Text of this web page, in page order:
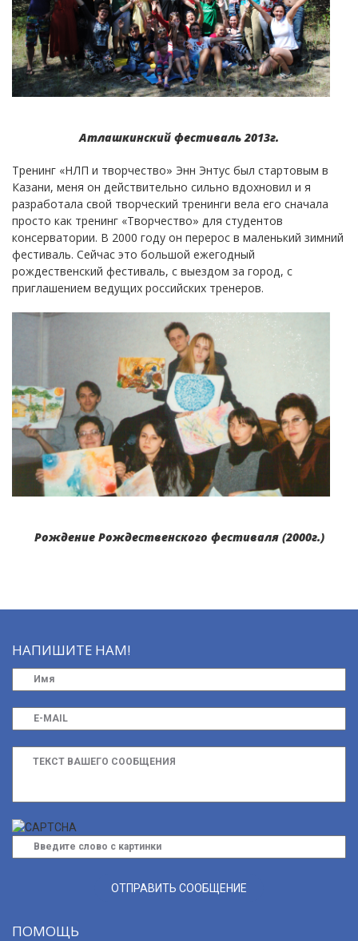
Атлашкинский фестиваль 2013г.
Тренинг «НЛП и творчество» Энн Энтус был стартовым в
Казани, меня он действительно сильно вдохновил и я
разработала свой творческий тренинги вела его сначала
просто как тренинг «Творчество» для студентов
консерватории. В 2000 году он перерос в маленький зимний
фестиваль. Сейчас это большой ежегодный
рождественский фестиваль, с выездом за город, с
приглашением ведущих российских тренеров.
Рождение Рождественского фестиваля (2000г.)
НАПИШИТЕ НАМ!
ПОМОЩЬ